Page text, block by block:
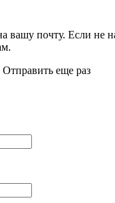
вашу почту. Если не
Отправить еще раз